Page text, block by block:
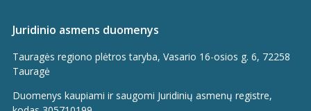
Juridinio asmens duomenys
Tauragės regiono plėtros taryba, Vasario 16-osios g. 6, 72258
Tauragė
Duomenys kaupiami ir saugomi Juridinių asmenų registre,